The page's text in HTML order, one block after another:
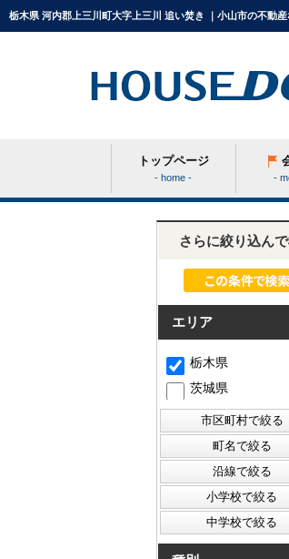
栃木県 河内郡上三川町大字上三川 追い焚き ｜小山市の不動
トップページ
- home - -
条件か
学区から
さらに絞り込ん
エリア
栃木県
茨城県